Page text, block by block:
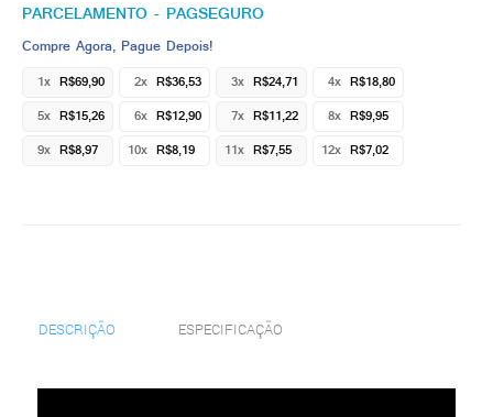
PARCELAMENTO - PAGSEGURO
Compre Agora, Pague Depois!
1x R$69,90 2x R$36,53 3x R$24,71 4x R$18,80
5x R$15,26 6x R$12,90 7x R$11,22 8x R$9,95
9x R$8,97 10x R$8,19 11x R$7,55 12x R$7,02
DESCRIÇÃO ESPECIFICAÇÃO